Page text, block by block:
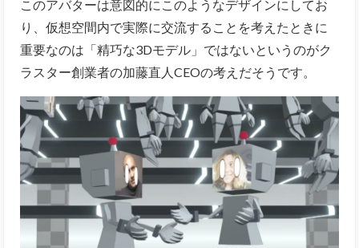
このアバターは意図的にこのようなデザインにしてお
り、仮想空間内で実際に交流することを考えたときに
重要なのは「精巧な3Dモデル」ではないというのがク
ラスター創業者の加藤直人CEOの考えだそうです。